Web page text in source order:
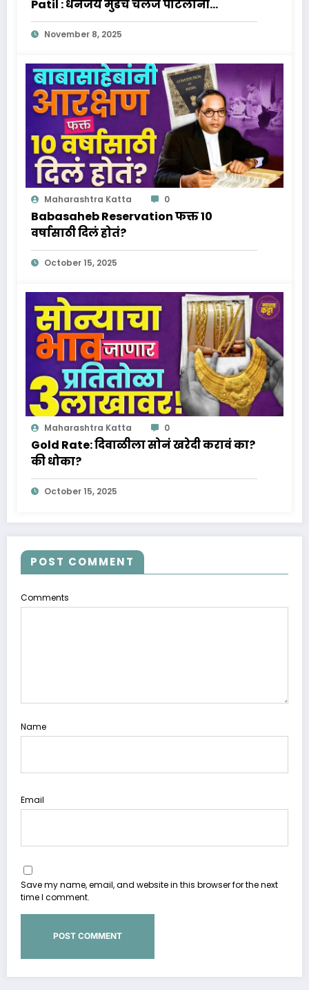
Patil : धनंजय मुंडेंचं चॅलेंज पाटलांनी
स्विकारलं, पुढे काय होणार?
November 8, 2025
Maharashtra Katta 0
Babasaheb Reservation फक्त 10
वर्षासाठी दिलं होतं?
October 15, 2025
Maharashtra Katta 0
Gold Rate: दिवाळीला सोनं खरेदी करावं का?
की धोका?
October 15, 2025
POST COMMENT
Comments
Name
Email
Save my name, email, and website in this browser for the next
time I comment.